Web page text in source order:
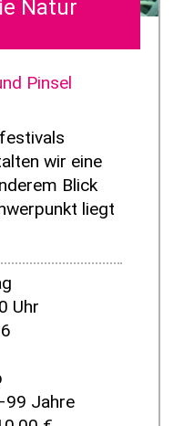
Natur
Pinsel
wir eine
Blick
liegt
Uhr
Jahre